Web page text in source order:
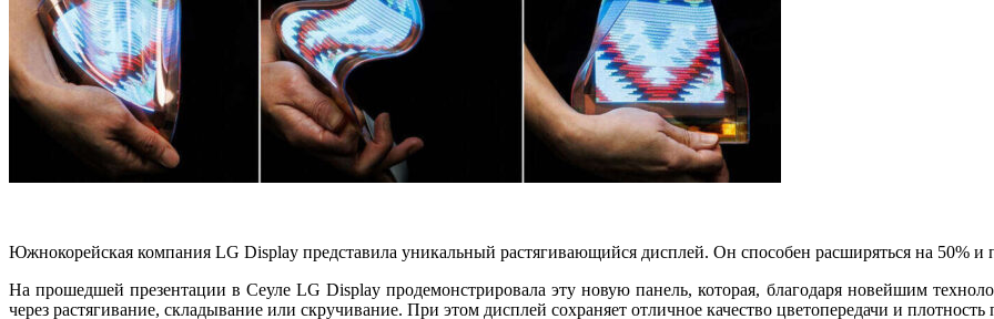
Южнокорейская компания LG Display представила уникальный растягивающийся дисплей. Он способен расширяться на 50%
На прошедшей презентации в Сеуле LG Display продемонстрировала эту новую панель, которая, благодаря новейшим
через растягивание, складывание или скручивание. При этом дисплей сохраняет отличное качество цветопередачи и